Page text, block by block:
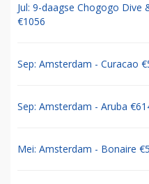
Jul: 9-daagse Chogogo Dive
€1056
Sep: Amsterdam - Curacao
Sep: Amsterdam - Aruba
Mei: Amsterdam - Bonaire